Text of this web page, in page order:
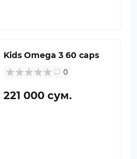
Kids Omega 3 60 caps
0
221 000 сум.